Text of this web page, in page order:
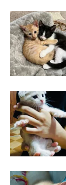
猫野ココ
神奈川県在住の
児童書や雑誌・
様々な媒体で活動
・ツイッター：